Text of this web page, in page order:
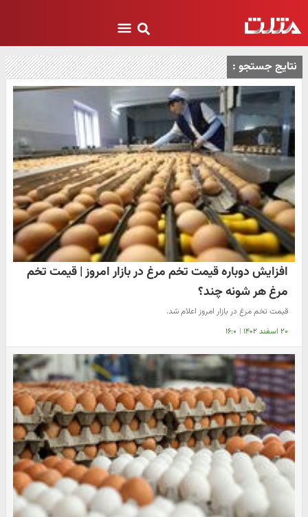
نتایج جستجو :
افزایش دوباره قیمت تخم مرغ در بازار امروز | قیمت تخم
مرغ هر شونه چند؟
قیمت تخم مرغ در بازار امروز اعلام شد.
۲۰ اسفند ۱۴۰۲ | ۱۶:۰